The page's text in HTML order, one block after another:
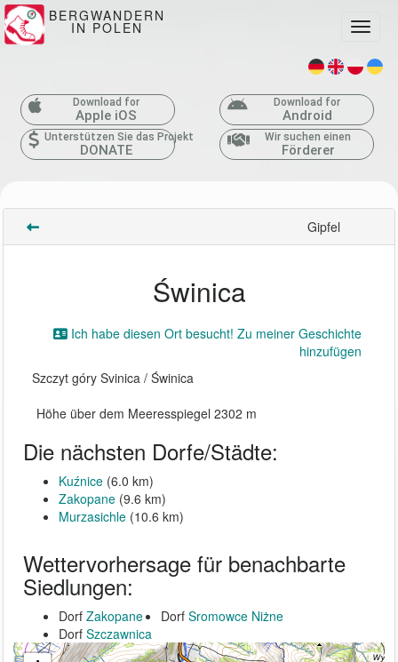
BERGWANDERN
IN POLEN
Download for
Apple iOS
Download for
Android
Unterstützen Sie das Projekt
DONATE
Wir suchen einen
Förderer
Gipfel
Świnica
Ich habe diesen Ort besucht! Zu meiner Geschichte
hinzufügen
Szczyt góry Svinica / Świnica
Höhe über dem Meeresspiegel 2302 m
Die nächsten Dorfe/Städte:
Kuźnice (6.0 km)
Zakopane (9.6 km)
Murzasichle (10.6 km)
Wettervorhersage für benachbarte
Siedlungen:
Dorf Zakopane Dorf Sromowce Niżne
Dorf Szczawnica